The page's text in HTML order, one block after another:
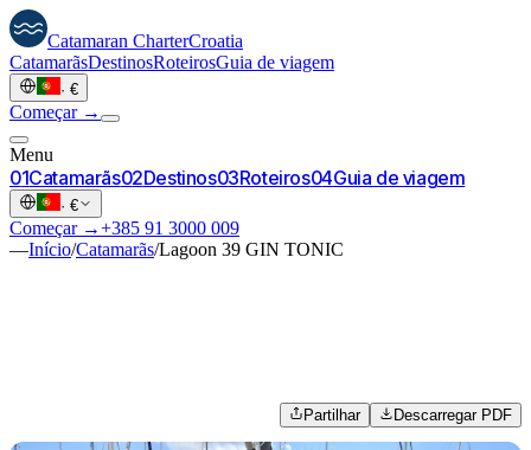
Catamaran CharterCroatia
CatamarãsDestinosRoteirosGuia de viagem
· €
Começar →
Menu
01Catamarãs02Destinos03Roteiros04Guia de viagem
· €
Começar →+385 91 3000 009
—Início/Catamarãs/Lagoon 39 GIN TONIC
Partilhar Descarregar PDF